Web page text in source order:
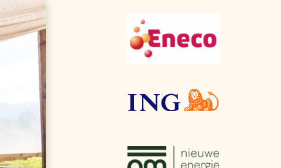
van bijproducten